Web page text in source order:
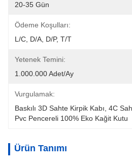
20-35 Gün
Ödeme Koşulları:
L/C, D/A, D/P, T/T
Yetenek Temini:
1.000.000 Adet/ay
Vurgulamak:
Baskılı 3D Sahte Kirpik Kabı 4C
Pvc Pencereli 100% Eko Kağit Kutu
Ürün Tanımı